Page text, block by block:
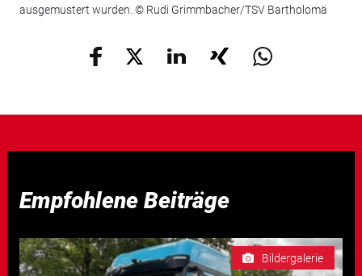
ausgemustert wurden. © Rudi Grimmbacher/TSV Bartholomä
Empfohlene Beiträge
Bildergalerie